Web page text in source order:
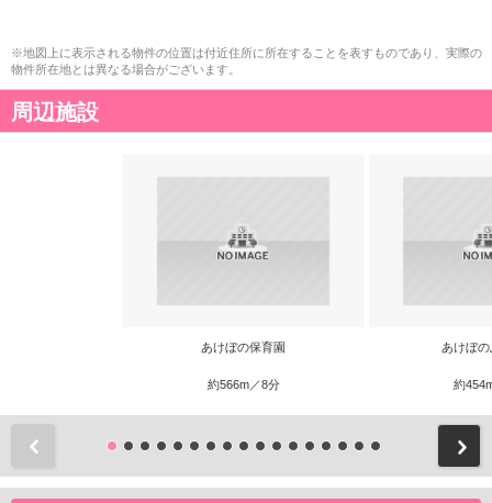
※地図上に表示される物件の位置は付近住所に所在することを表すものであり、実際の
物件所在地とは異なる場合がございます。
周辺施設
あけぼの保育園
約566m／8分
あけぼ
約